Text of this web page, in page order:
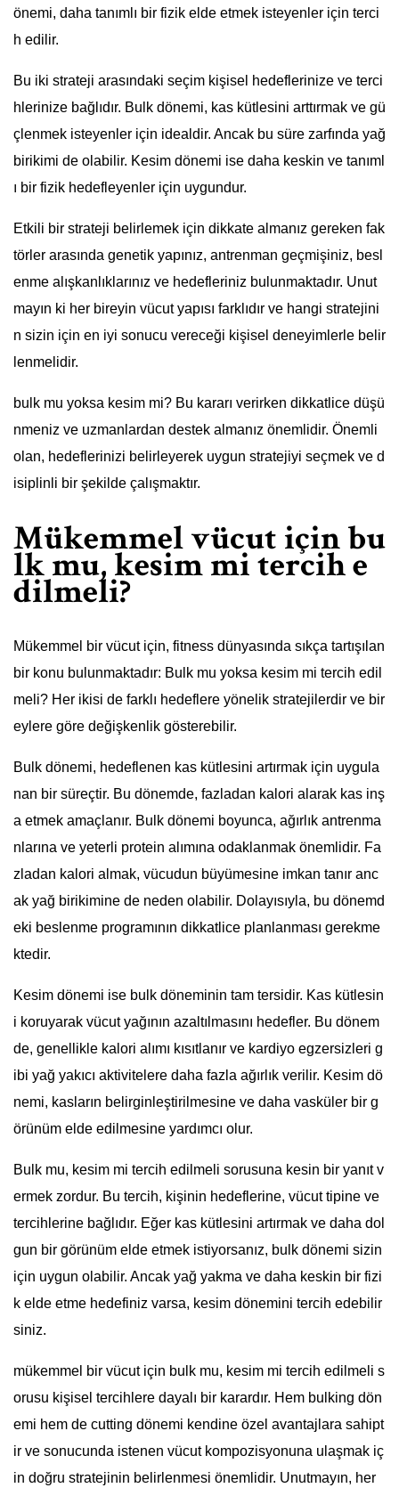
önemi, daha tanımlı bir fizik elde etmek isteyenler için terci
h edilir.
Bu iki strateji arasındaki seçim kişisel hedeflerinize ve terci
hlerinize bağlıdır. Bulk dönemi, kas kütlesini arttırmak ve gü
çlenmek isteyenler için idealdir. Ancak bu süre zarfında yağ
birikimi de olabilir. Kesim dönemi ise daha keskin ve tanıml
ı bir fizik hedefleyenler için uygundur.
Etkili bir strateji belirlemek için dikkate almanız gereken fak
törler arasında genetik yapınız, antrenman geçmişiniz, besl
enme alışkanlıklarınız ve hedefleriniz bulunmaktadır. Unut
mayın ki her bireyin vücut yapısı farklıdır ve hangi stratejini
n sizin için en iyi sonucu vereceği kişisel deneyimlerle belir
lenmelidir.
bulk mu yoksa kesim mi? Bu kararı verirken dikkatlice düşü
nmeniz ve uzmanlardan destek almanız önemlidir. Önemli
olan, hedeflerinizi belirleyerek uygun stratejiyi seçmek ve d
isiplinli bir şekilde çalışmaktır.
Mükemmel vücut için bu
lk mu, kesim mi tercih e
dilmeli?
Mükemmel bir vücut için, fitness dünyasında sıkça tartışılan
bir konu bulunmaktadır: Bulk mu yoksa kesim mi tercih edil
meli? Her ikisi de farklı hedeflere yönelik stratejilerdir ve bir
eylere göre değişkenlik gösterebilir.
Bulk dönemi, hedeflenen kas kütlesini artırmak için uygula
nan bir süreçtir. Bu dönemde, fazladan kalori alarak kas inş
a etmek amaçlanır. Bulk dönemi boyunca, ağırlık antrenma
nlarına ve yeterli protein alımına odaklanmak önemlidir. Fa
zladan kalori almak, vücudun büyümesine imkan tanır anc
ak yağ birikimine de neden olabilir. Dolayısıyla, bu dönemd
eki beslenme programının dikkatlice planlanması gerekme
ktedir.
Kesim dönemi ise bulk döneminin tam tersidir. Kas kütlesin
i koruyarak vücut yağının azaltılmasını hedefler. Bu dönem
de, genellikle kalori alımı kısıtlanır ve kardiyo egzersizleri g
ibi yağ yakıcı aktivitelere daha fazla ağırlık verilir. Kesim dö
nemi, kasların belirginleştirilmesine ve daha vasküler bir g
örünüm elde edilmesine yardımcı olur.
Bulk mu, kesim mi tercih edilmeli sorusuna kesin bir yanıt v
ermek zordur. Bu tercih, kişinin hedeflerine, vücut tipine ve
tercihlerine bağlıdır. Eğer kas kütlesini artırmak ve daha dol
gun bir görünüm elde etmek istiyorsanız, bulk dönemi sizin
için uygun olabilir. Ancak yağ yakma ve daha keskin bir fizi
k elde etme hedefiniz varsa, kesim dönemini tercih edebilir
siniz.
mükemmel bir vücut için bulk mu, kesim mi tercih edilmeli s
orusu kişisel tercihlere dayalı bir karardır. Hem bulking dön
emi hem de cutting dönemi kendine özel avantajlara sahipt
ir ve sonucunda istenen vücut kompozisyonuna ulaşmak iç
in doğru stratejinin belirlenmesi önemlidir. Unutmayın, her